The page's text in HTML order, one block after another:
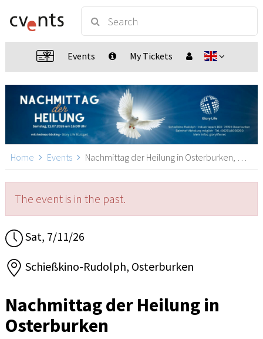
Events My Tickets
Home Events Nachmittag der Heilung in Osterburken, Osterburken
The event is in the past.
Sat, 7/11/26
Schießkino-Rudolph, Osterburken
Nachmittag der Heilung in
Osterburken